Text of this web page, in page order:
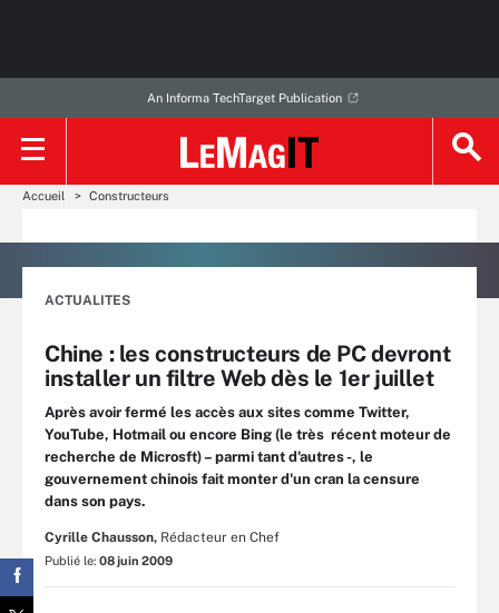
An Informa TechTarget Publication
Accueil Constructeurs
ACTUALITES
Chine : les constructeurs de PC devront
installer un filtre Web dès le 1er juillet
Après avoir fermé les accès aux sites comme Twitter,
YouTube, Hotmail ou encore Bing (le très récent moteur de
recherche de Microsft) – parmi tant d'autres -, le
gouvernement chinois fait monter d'un cran la censure
dans son pays.
Cyrille Chausson, Rédacteur en Chef
Publié le: 08 juin 2009